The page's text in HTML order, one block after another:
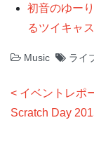
初音のゆー
るツイキャ
Music ライ
投
稿
イベントレポ
Scratch Day